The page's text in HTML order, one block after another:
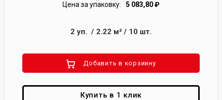
Цена за упаковку:
5 083,80₽
2 уп. / 2.22 м² / 10 шт.
Добавить в корзиину
Купить в 1 клик